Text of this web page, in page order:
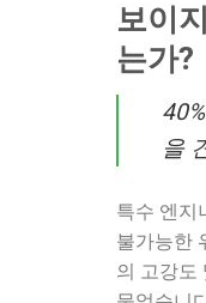
보이
는가?
을
특수 엔지
불가능한
의 고강도